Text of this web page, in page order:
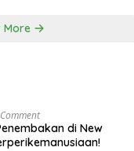
More
di New